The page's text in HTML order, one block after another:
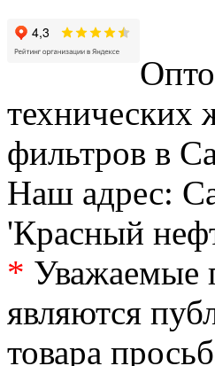
технических
фильтров в
Наш адрес:
'Красный
* Уважаемые
являются
товара